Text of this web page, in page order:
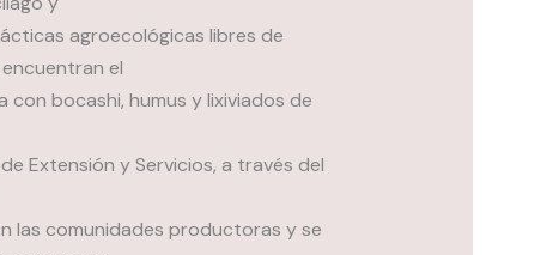
agroecológicas libres de
el
bocashi, humus y lixiviados de
Extensión y Servicios, a través del
las comunidades productoras y se